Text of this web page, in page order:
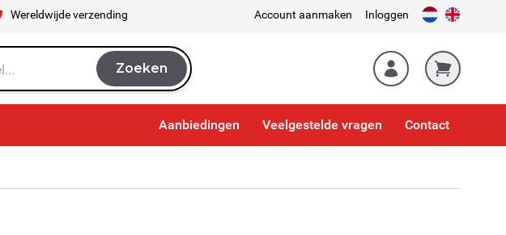
Wereldwijde verzending Account aanmaken Inloggen
Zoek
Zoeken
Aanbiedingen Veelgestelde vragen Contact